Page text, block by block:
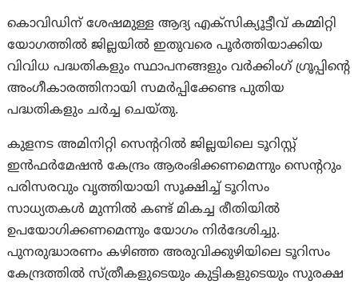
കൊവിഡിന് ശേഷമുള്ള ആദ്യ എക്‌സിക്യൂട്ടീവ് കമ്മിറ്റി
യോഗത്തിൽ ജില്ലയിൽ ഇതുവരെ പൂർത്തിയാക്കിയ
വിവിധ പദ്ധതികളും സ്ഥാപനങ്ങളും വർക്കിംഗ് ഗ്രൂപ്പിന്റെ
അംഗീകാരത്തിനായി സമർപ്പിക്കേണ്ട പുതിയ
പദ്ധതികളും ചർച്ച ചെയ്തു.
കുളനട അമിനിറ്റി സെന്ററില്‍ ജില്ലയിലെ ടൂറിസ്റ്റ്
ഇന്‍ഫര്‍മേഷന്‍ കേന്ദ്രം ആരംഭിക്കണമെന്നും സെന്ററും
പരിസരവും വൃത്തിയായി സൂക്ഷിച്ച് ടൂറിസം
സാധ്യതകള്‍ മുന്നില്‍ കണ്ട് മികച്ച രീതിയില്‍
ഉപയോഗിക്കണമെന്നും യോഗം നിര്‍ദേശിച്ചു.
പുനരുദ്ധാരണം കഴിഞ്ഞ അരുവിക്കുഴിയിലെ ടൂറിസം
കേന്ദ്രത്തില്‍ സ്ത്രീകളുടെയും കുട്ടികളുടെയും സുരക്ഷ